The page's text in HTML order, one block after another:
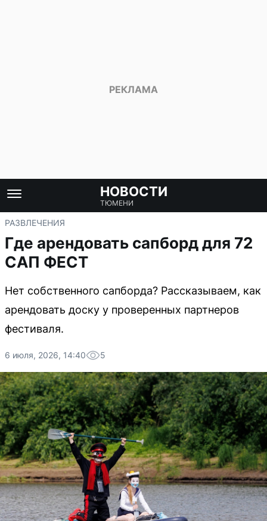
НОВОСТИ
ТЮМЕНИ
РАЗВЛЕЧЕНИЯ
Где арендовать сапборд для 72
САП ФЕСТ
Нет собственного сапборда? Рассказываем, как
арендовать доску у проверенных партнеров
фестиваля.
6 июля, 2026, 14:40 5